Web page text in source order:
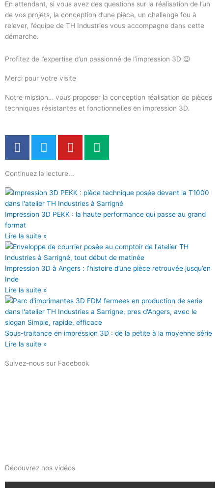
En attendant, si vous avez des questions sur la réalisation de l’un
de vos projets, la conception d’une pièce, un challenge fou à
relever, l’équipe de TH Industries vous accompagne dans cette
démarche.
Profitez de l’expertise d’un passionné de l’impression 3D 😉
Merci pour votre visite
Notre mission… vous proposer la conception réalisation de pièces
techniques résistantes et fonctionnelles en impression 3D.
F
a
e
b
o
o
k
T
w
t
t
e
r
Y
o
t
u
b
e
M
e
u
m
Continuez la lecture...
Impression 3D PEKK : la haute performance qui passe au grand
format
Lire la suite »
Impression 3D à Angers : l’histoire d’une pièce retrouvée jusqu’en
Inde
Lire la suite »
Sous-traitance en impression 3D : de la petite à la moyenne série
Lire la suite »
Suivez-nous sur Facebook
Découvrez nos vidéos